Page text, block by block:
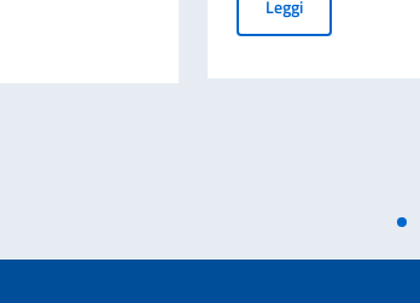
accademico 2026-2027. Graduatoria dei vincitori.
LeggiIl Caffè…. italiano!